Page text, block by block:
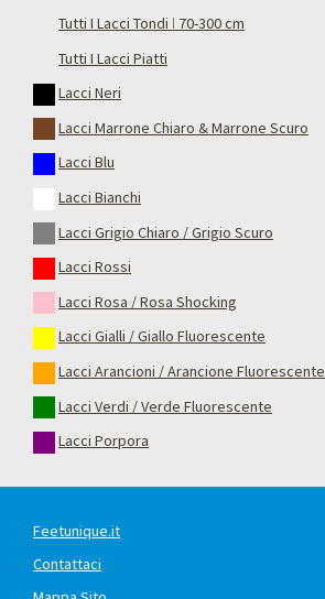
Tutti I Lacci Tondi ǀ 70-300 cm
Tutti I Lacci Piatti
Lacci Neri
Lacci Marrone Chiaro & Marrone Scuro
Lacci Blu
Lacci Bianchi
Lacci Grigio Chiaro / Grigio Scuro
Lacci Rossi
Lacci Rosa / Rosa Shocking
Lacci Gialli / Giallo Fluorescente
Lacci Arancioni / Arancione Fluorescente
Lacci Verdi / Verde Fluorescente
Lacci Porpora
Feetunique.it
Contattaci